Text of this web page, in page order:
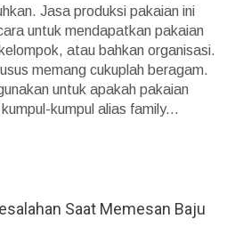
Jasa produksi pakaian ini
untuk mendapatkan pakaian
atau bahkan organisasi.
memang cukuplah beragam.
untuk apakah pakaian
kumpul alias family...
Saat Memesan Baju